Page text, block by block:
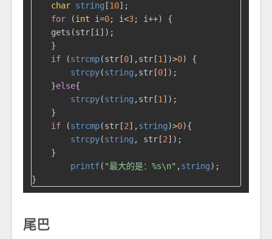
char string [10];
for (int i=0; i<3; i++) {
    gets(str[i]);
    }
if (strcmp(str[0],str[1 ])>0) {
strcpy(string ,str[0]);
    }
else{
strcpy(string ,str[1 ]);
    }
if (strcmp(str[2],string)>0){
strcpy(string , str[2]);
    }
printf( "最大的是：%s\n" ,string);
尾巴